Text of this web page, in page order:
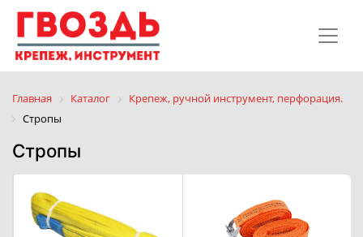
Главная Каталог
Крепеж, ручной инструмент, перфорация.
Стропы
Стропы